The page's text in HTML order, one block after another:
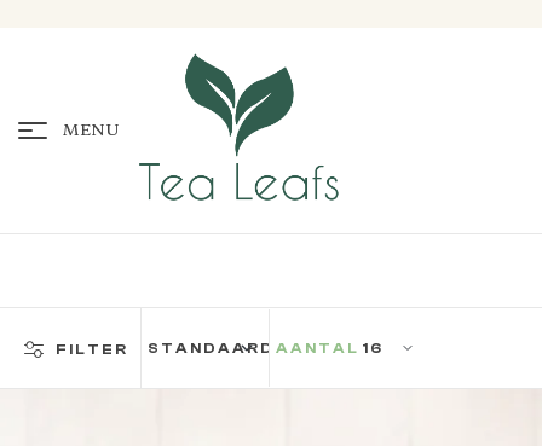
MENU
FILTER AANTAL